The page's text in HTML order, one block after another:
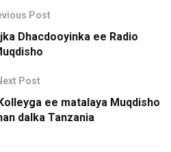
Post
Dhacdooyinka ee Radio
Post
ee matalaya Muqdisho
dalka Tanzania